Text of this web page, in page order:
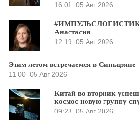
16:01
05 Авг 2026
Анастасия
12:19 05 Авг 2026
Этим летом встречаемся в Синьцзяне
11:00 05 Авг 2026
Китай во вторник
космос новую группу
09:23 05 Авг 2026